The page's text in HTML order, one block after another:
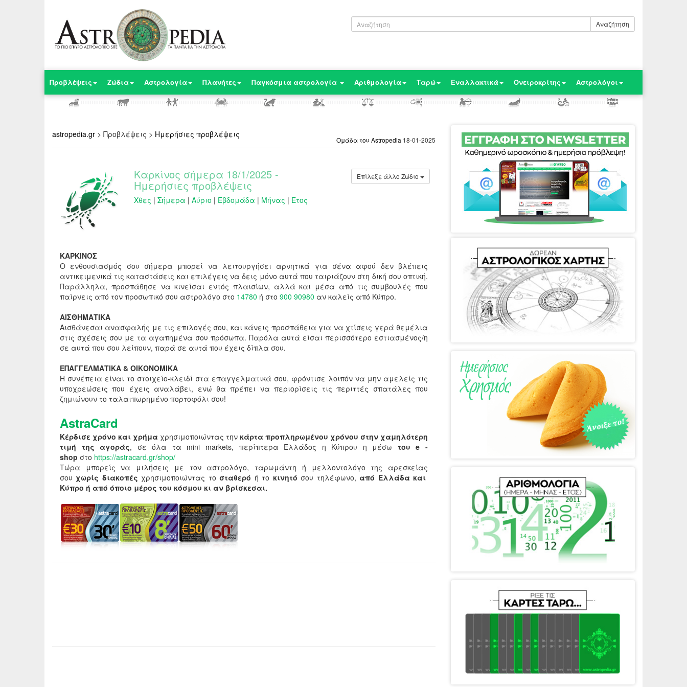
Αναζήτηση
Προβλέψεις Ζώδια Αστρολογία Πλανήτες Παγκόσμια αστρολογία Αριθμολογία Ταρώ Εναλλακτικά Ονειροκρίτης Αστρολόγοι
Ομάδα του Astropedia 18-01-2025
astropedia.gr > Προβλέψεις > Ημερήσιες προβλέψεις
Καρκίνος σήμερα 18/1/2025 -
Ημερήσιες προβλέψεις
Χθες | Σήμερα | Αύριο | Εβδομάδα | Μήνας | Έτος
Επίλεξε άλλο Ζώδιο
ΚΑΡΚΙΝΟΣ
Ο ενθουσιασμός σου σήμερα μπορεί να λειτουργήσει αρνητικά για σένα αφού δεν βλέπεις
αντικειμενικά τις καταστάσεις και επιλέγεις να δεις μόνο αυτά που ταιριάζουν στη δική σου οπτική.
Παράλληλα, προσπάθησε να κινείσαι εντός πλαισίων, αλλά και μέσα από τις συμβουλές που
παίρνεις από τον προσωπικό σου αστρολόγο στο 14780 ή στο 900 90980 αν καλείς από Κύπρο.
ΑΙΣΘΗΜΑΤΙΚΑ
Αισθάνεσαι ανασφαλής με τις επιλογές σου, και κάνεις προσπάθεια για να χτίσεις γερά θεμέλια
στις σχέσεις σου με τα αγαπημένα σου πρόσωπα. Παρόλα αυτά είσαι περισσότερο εστιασμένος/η
σε αυτά που σου λείπουν, παρά σε αυτά που έχεις δίπλα σου.
ΕΠΑΓΓΕΛΜΑΤΙΚΑ & ΟΙΚΟΝΟΜΙΚΑ
Η συνέπεια είναι το στοιχείο-κλειδί στα επαγγελματικά σου, φρόντισε λοιπόν να μην αμελείς τις
υποχρεώσεις που έχεις αναλάβει, ενώ θα πρέπει να περιορίσεις τις περιττές σπατάλες που
ζημιώνουν το ταλαιπωρημένο πορτοφόλι σου!
AstraCard
Κέρδισε χρόνο και χρήμα χρησιμοποιώντας την κάρτα προπληρωμένου χρόνου στην χαμηλότερη
τιμή της αγοράς, σε όλα τα mini markets, περίπτερα Ελλάδος η Κύπρου η μέσω του e -
shop στο https://astracard.gr/shop/
Τώρα μπορείς να μιλήσεις με τον αστρολόγο, ταρωμάντη ή μελλοντολόγο της αρεσκείας
σου χωρίς διακοπές χρησιμοποιώντας το σταθερό ή το κινητό σου τηλέφωνο,από Ελλάδα και
Κύπρο ή από όποιο μέρος του κόσμου κι αν βρίσκεσαι.